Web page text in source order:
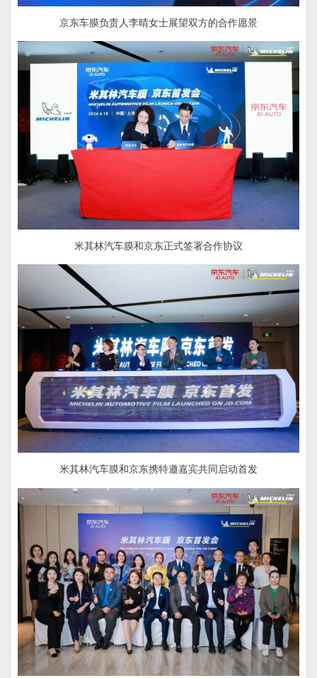
京东车膜负责人李晴女士展望双方的合作愿景
米其林汽车膜和京东正式签署合作协议
米其林汽车膜和京东携特邀嘉宾共同启动首发